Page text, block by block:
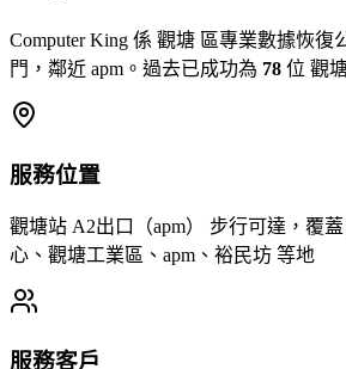
Computer King 係 觀塘 區專業數據恢復
門，鄰近 apm。過去已成功為 78 位 觀
服務位置
觀塘站 A2出口（apm） 步行可達，覆
心、觀塘工業區、apm、裕民坊 等地
服務客戶